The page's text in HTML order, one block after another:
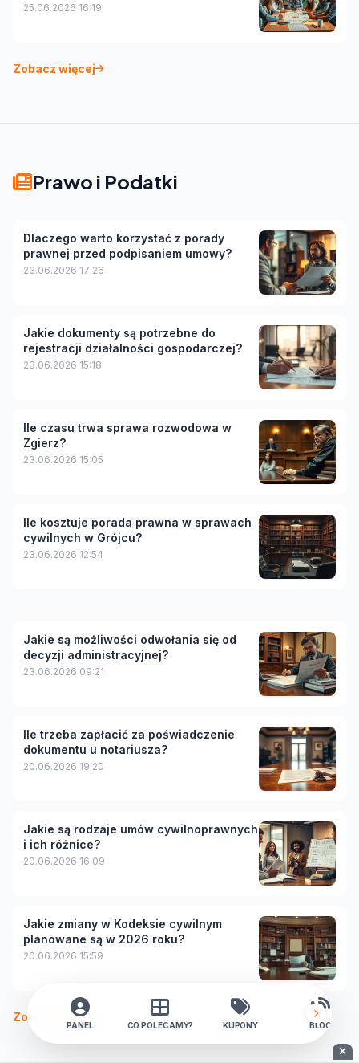
25.06.2026 16:19
Zobacz więcej
Prawo i Podatki
Dlaczego warto korzystać z porady
prawnej przed podpisaniem umowy?
23.06.2026 17:26
Jakie dokumenty są potrzebne do
rejestracji działalności gospodarczej?
23.06.2026 15:18
Ile czasu trwa sprawa rozwodowa w
Zgierz?
23.06.2026 15:05
Ile kosztuje porada prawna w sprawach
cywilnych w Grójcu?
23.06.2026 12:54
Jakie są możliwości odwołania się od
decyzji administracyjnej?
23.06.2026 09:21
Ile trzeba zapłacić za poświadczenie
dokumentu u notariusza?
20.06.2026 19:20
Jakie są rodzaje umów cywilnoprawnych
i ich różnice?
20.06.2026 16:09
Jakie zmiany w Kodeksie cywilnym
planowane są w 2026 roku?
20.06.2026 15:59
Zobacz więcej
PANEL CO POLECAMY? KUPONY BLOG